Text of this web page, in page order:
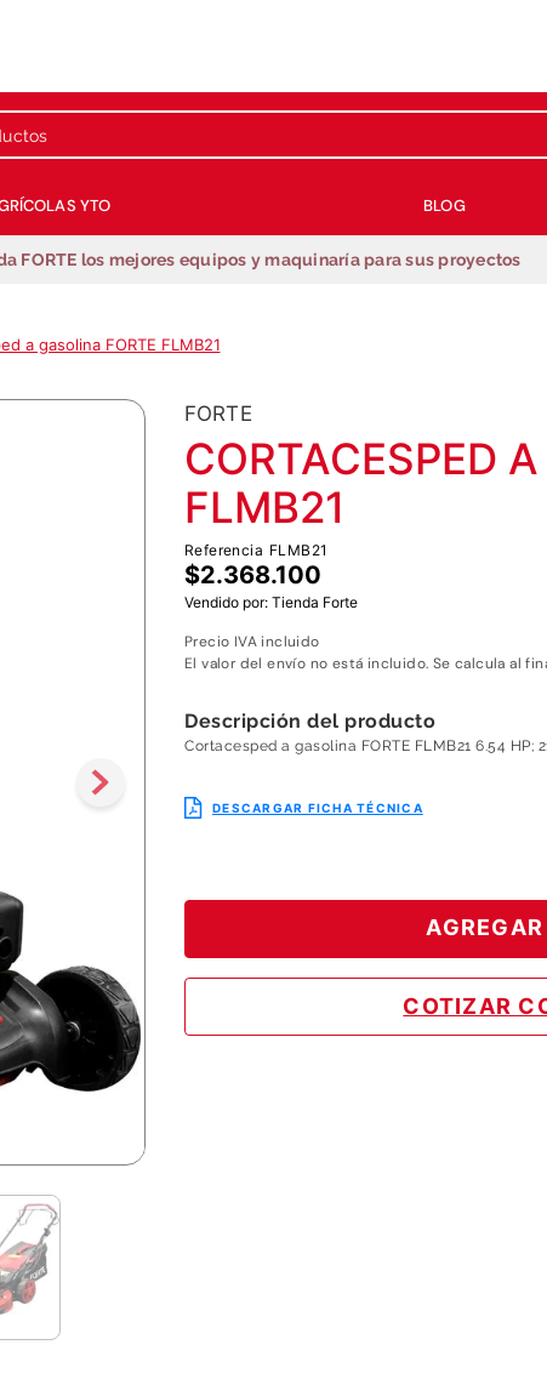
YTO BLOG
FORTE los mejores equipos y maquinaría para sus proyectos
a gasolina FORTE FLMB21
FORTE
CORTACESPED
FLMB21
Referencia FLMB21
$2.368.100
Vendido por: Tienda Forte
Precio IVA incluido
El valor del envío no está incluido. Se calcula al
Descripción del producto
Cortacesped a gasolina FORTE FLMB21 6.54 HP;
DESCARGAR FICHA TÉCNICA
COTIZAR